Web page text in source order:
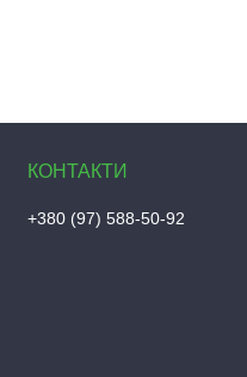
+380 (97) 588-50-92